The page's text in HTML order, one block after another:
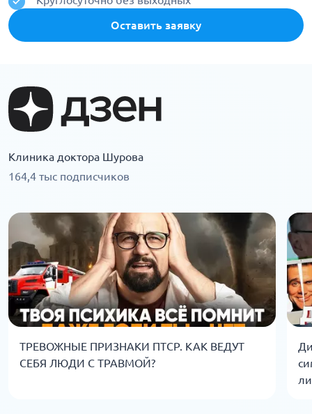
Оставить заявку
Клиника доктора Шурова
164,4 тыс подписчиков
ТРЕВОЖНЫЕ ПРИЗНАКИ ПТСР. КАК ВЕДУТ
СЕБЯ ЛЮДИ С ТРАВМОЙ?